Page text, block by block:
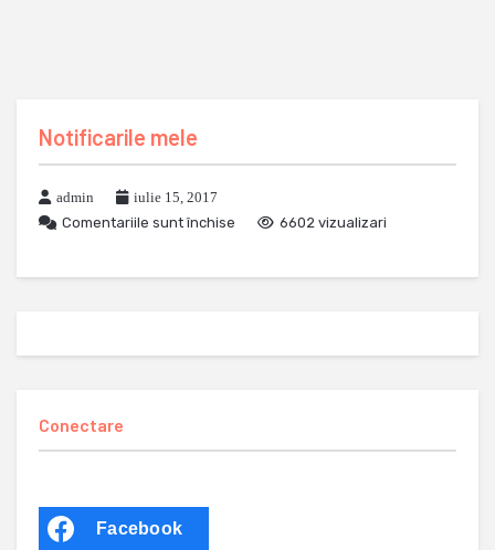
Notificarile mele
admin
iulie 15, 2017
Comentariile sunt închise
6602 vizualizari
Conectare
Facebook